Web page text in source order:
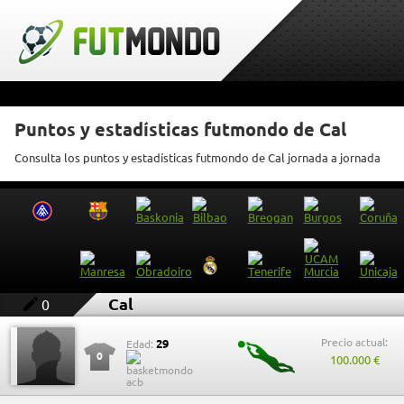
Puntos y estadísticas futmondo de Cal
Consulta los puntos y estadísticas futmondo de Cal jornada a jornada
0 Cal
0
Edad: 29 Precio actual:
100.000 €